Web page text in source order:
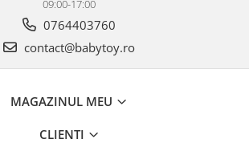
09:00-17:00
0764403760
contact@babytoy.ro
MAGAZINUL MEU
CLIENTI